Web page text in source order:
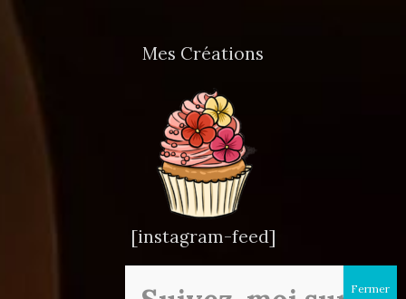
Mes Créations
[instagram-feed]